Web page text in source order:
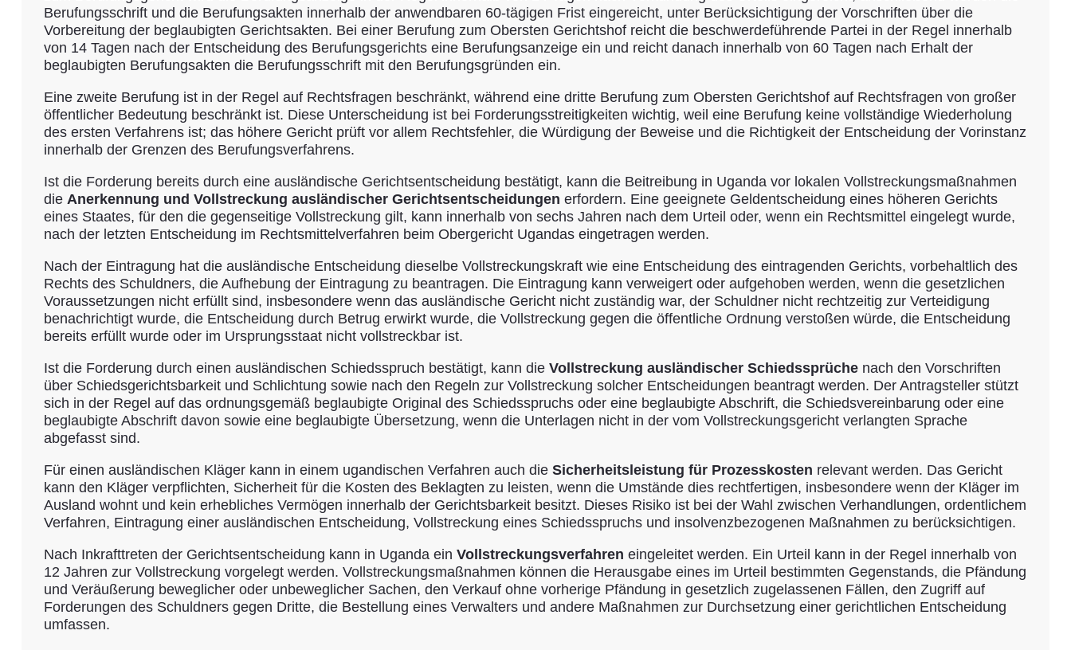
Berufungsschrift und die Berufungsakten innerhalb der anwendbaren 60-tägigen Frist eingereicht, unter Berücksichtigung der Vorschriften über die
Vorbereitung der beglaubigten Gerichtsakten. Bei einer Berufung zum Obersten Gerichtshof reicht die beschwerdeführende Partei in der Regel innerhalb
von 14 Tagen nach der Entscheidung des Berufungsgerichts eine Berufungsanzeige ein und reicht danach innerhalb von 60 Tagen nach Erhalt der
beglaubigten Berufungsakten die Berufungsschrift mit den Berufungsgründen ein.
Eine zweite Berufung ist in der Regel auf Rechtsfragen beschränkt, während eine dritte Berufung zum Obersten Gerichtshof auf Rechtsfragen von großer
öffentlicher Bedeutung beschränkt ist. Diese Unterscheidung ist bei Forderungsstreitigkeiten wichtig, weil eine Berufung keine vollständige Wiederholung
des ersten Verfahrens ist; das höhere Gericht prüft vor allem Rechtsfehler, die Würdigung der Beweise und die Richtigkeit der Entscheidung der Vorinstanz
innerhalb der Grenzen des Berufungsverfahrens.
Ist die Forderung bereits durch eine ausländische Gerichtsentscheidung bestätigt, kann die Beitreibung in Uganda vor lokalen Vollstreckungsmaßnahmen
dieAnerkennung und Vollstreckung ausländischer Gerichtsentscheidungen erfordern. Eine geeignete Geldentscheidung eines höheren Gerichts
eines Staates, für den die gegenseitige Vollstreckung gilt, kann innerhalb von sechs Jahren nach dem Urteil oder, wenn ein Rechtsmittel eingelegt wurde,
nach der letzten Entscheidung im Rechtsmittelverfahren beim Obergericht Ugandas eingetragen werden.
Nach der Eintragung hat die ausländische Entscheidung dieselbe Vollstreckungskraft wie eine Entscheidung des eintragenden Gerichts, vorbehaltlich des
Rechts des Schuldners, die Aufhebung der Eintragung zu beantragen. Die Eintragung kann verweigert oder aufgehoben werden, wenn die gesetzlichen
Voraussetzungen nicht erfüllt sind, insbesondere wenn das ausländische Gericht nicht zuständig war, der Schuldner nicht rechtzeitig zur Verteidigung
benachrichtigt wurde, die Entscheidung durch Betrug erwirkt wurde, die Vollstreckung gegen die öffentliche Ordnung verstoßen würde, die Entscheidung
bereits erfüllt wurde oder im Ursprungsstaat nicht vollstreckbar ist.
Ist die Forderung durch einen ausländischen Schiedsspruch bestätigt, kann dieVollstreckung ausländischer Schiedssprüche nach den Vorschriften
über Schiedsgerichtsbarkeit und Schlichtung sowie nach den Regeln zur Vollstreckung solcher Entscheidungen beantragt werden. Der Antragsteller stützt
sich in der Regel auf das ordnungsgemäß beglaubigte Original des Schiedsspruchs oder eine beglaubigte Abschrift, die Schiedsvereinbarung oder eine
beglaubigte Abschrift davon sowie eine beglaubigte Übersetzung, wenn die Unterlagen nicht in der vom Vollstreckungsgericht verlangten Sprache
abgefasst sind.
Für einen ausländischen Kläger kann in einem ugandischen Verfahren auch dieSicherheitsleistung für Prozesskosten relevant werden. Das Gericht
kann den Kläger verpflichten, Sicherheit für die Kosten des Beklagten zu leisten, wenn die Umstände dies rechtfertigen, insbesondere wenn der Kläger im
Ausland wohnt und kein erhebliches Vermögen innerhalb der Gerichtsbarkeit besitzt. Dieses Risiko ist bei der Wahl zwischen Verhandlungen, ordentlichem
Verfahren, Eintragung einer ausländischen Entscheidung, Vollstreckung eines Schiedsspruchs und insolvenzbezogenen Maßnahmen zu berücksichtigen.
Nach Inkrafttreten der Gerichtsentscheidung kann in Uganda einVollstreckungsverfahren eingeleitet werden. Ein Urteil kann in der Regel innerhalb von
12 Jahren zur Vollstreckung vorgelegt werden. Vollstreckungsmaßnahmen können die Herausgabe eines im Urteil bestimmten Gegenstands, die Pfändung
und Veräußerung beweglicher oder unbeweglicher Sachen, den Verkauf ohne vorherige Pfändung in gesetzlich zugelassenen Fällen, den Zugriff auf
Forderungen des Schuldners gegen Dritte, die Bestellung eines Verwalters und andere Maßnahmen zur Durchsetzung einer gerichtlichen Entscheidung
umfassen.